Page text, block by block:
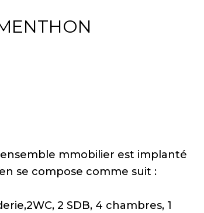
mmobilier est implanté
se compose comme suit :
2 SDB, 4 chambres, 1